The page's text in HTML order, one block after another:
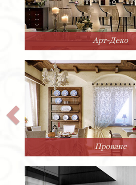
Арт-Деко
Прованс